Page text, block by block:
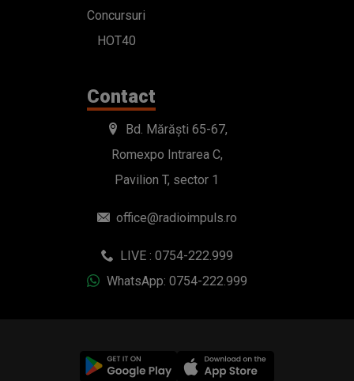
Concursuri
HOT40
Contact
Bd. Mărăști 65-67,
Romexpo Intrarea C,
Pavilion T, sector 1
office@radioimpuls.ro
LIVE : 0754-222.999
WhatsApp: 0754-222.999